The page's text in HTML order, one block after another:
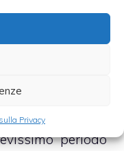
Privacy
si aspettano
rispetto al dato
a perdere
caso di perdita
periodo